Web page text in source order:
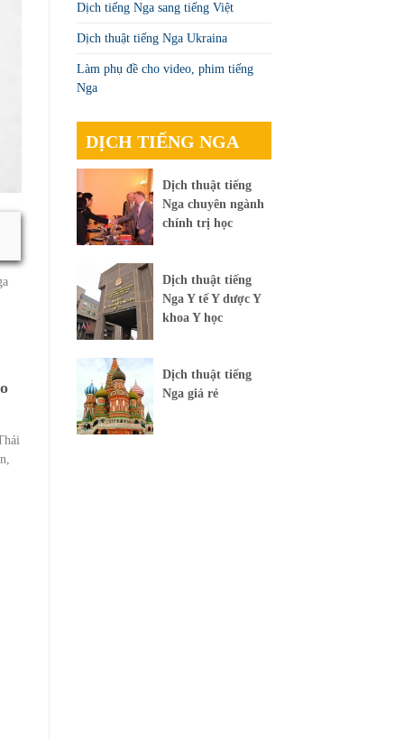
Dịch tiếng Nga sang tiếng Việt
Dịch thuật tiếng Nga Ukraina
Làm phụ đề cho video, phim tiếng
Nga
DỊCH TIẾNG NGA
Dịch thuật tiếng
Nga chuyên ngành
chính trị học
Dịch thuật tiếng
Nga Y tế Y dược Y
khoa Y học
Dịch thuật tiếng
Nga giá rẻ